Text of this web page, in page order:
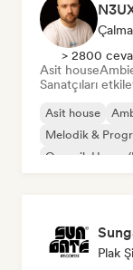
> 2800
Asit house
Sanatçıları
Asit house
Melodik &
Organik House/
Plak